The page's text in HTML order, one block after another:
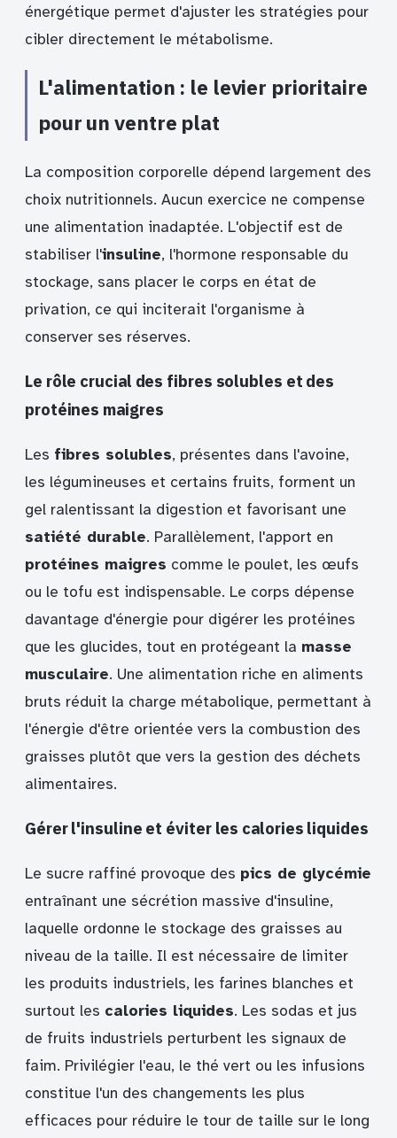
énergétique permet d'ajuster les stratégies pour
cibler directement le métabolisme.
L'alimentation : le levier prioritaire
pour un ventre plat
La composition corporelle dépend largement des
choix nutritionnels. Aucun exercice ne compense
une alimentation inadaptée. L'objectif est de
stabiliser l'insuline, l'hormone responsable du
stockage, sans placer le corps en état de
privation, ce qui inciterait l'organisme à
conserver ses réserves.
Le rôle crucial des fibres solubles et des
protéines maigres
Les fibres solubles, présentes dans l'avoine,
les légumineuses et certains fruits, forment un
gel ralentissant la digestion et favorisant une
satiété durable. Parallèlement, l'apport en
protéines maigres comme le poulet, les œufs
ou le tofu est indispensable. Le corps dépense
davantage d'énergie pour digérer les protéines
que les glucides, tout en protégeant la masse
musculaire. Une alimentation riche en aliments
bruts réduit la charge métabolique, permettant à
l'énergie d'être orientée vers la combustion des
graisses plutôt que vers la gestion des déchets
alimentaires.
Gérer l'insuline et éviter les calories liquides
Le sucre raffiné provoque des pics de glycémie
entraînant une sécrétion massive d'insuline,
laquelle ordonne le stockage des graisses au
niveau de la taille. Il est nécessaire de limiter
les produits industriels, les farines blanches et
surtout les calories liquides. Les sodas et jus
de fruits industriels perturbent les signaux de
faim. Privilégier l'eau, le thé vert ou les infusions
constitue l'un des changements les plus
efficaces pour réduire le tour de taille sur le long